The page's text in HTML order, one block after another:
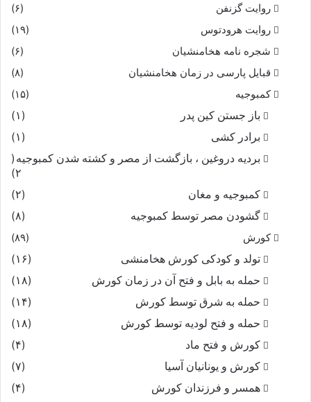
روایت گزنفن
(۶)
روایت هرودتوس
(۱۹)
شجره نامه هخامنشیان
(۶)
قبایل پارسی در زمان هخامنشیان
(۸)
کمبوجیه
(۱۵)
باز جستن کین پدر
(۱)
برادر کشی
(۱)
بردیه دروغین ، بازگشت از مصر و کشته شدن کمبوجیه (
۲)
کمبوجیه و مغان
(۲)
گشودن مصر توسط کمبوجیه
(۸)
کورش
(۸۹)
تولد و کودکی کورش هخامنشی
(۱۶)
حمله به بابل و فتح آن در زمان کورش
(۱۸)
حمله به شرق توسط کورش
(۱۴)
حمله و فتح لودیه توسط کورش
(۱۸)
کورش و فتح ماد
(۴)
کورش و یونانیان آسیا
(۷)
همسر و فرزندان کورش
(۴)